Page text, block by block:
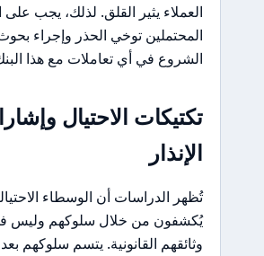
العملاء يثير القلق. لذلك، يجب على
المحتملين توخي الحذر وإجراء
الشروع في أي تعاملات مع هذا
تكتيكات الاحتيال
الإنذار
تُظهر الدراسات أن الوسطاء
يُكشفون من خلال سلوكهم وليس
وثائقهم القانونية. يتسم سلوكهم